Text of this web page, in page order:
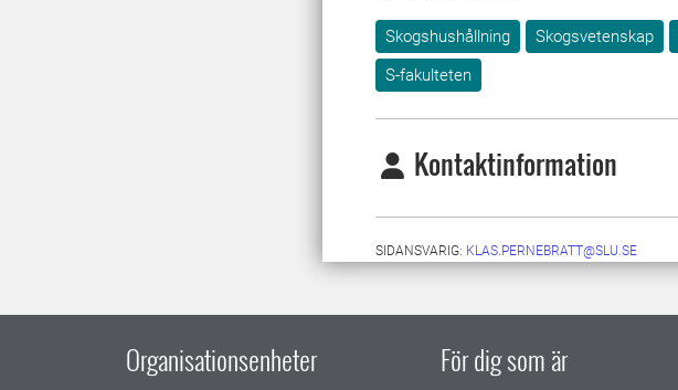
Skogshushållning Skogsvetenskap
S-fakulteten
Kontaktinformation
SIDANSVARIG: KLAS.PERNEBRATT@SLU.SE
Organisationsenheter För dig som är